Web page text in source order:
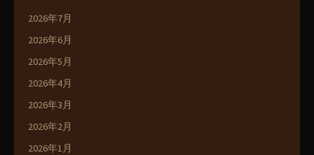
2026年7月
2026年6月
2026年5月
2026年4月
2026年3月
2026年2月
2026年1月